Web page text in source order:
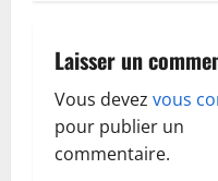
t
i
o
Laisser un
Vous devez vous
pour publier un
commentaire.